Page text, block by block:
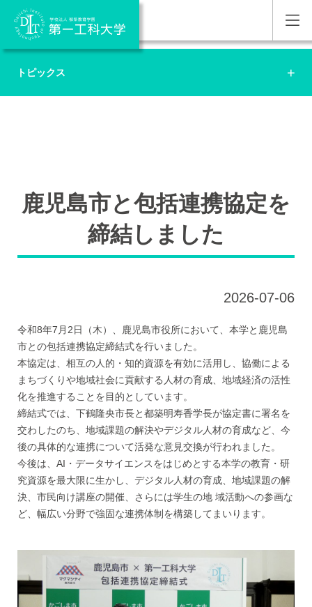
トピックス
鹿児島市と包括連携協定を
締結しました
2026-07-06
令和8年7月2日（木）、鹿児島市役所において、本学と鹿児島
市との包括連携協定締結式を行いました。
本協定は、相互の人的・知的資源を有効に活用し、協働による
まちづくりや地域社会に貢献する人材の育成、地域経済の活性
化を推進することを目的としています。
締結式では、下鶴隆央市長と都築明寿香学長が協定書に署名を
交わしたのち、地域課題の解決やデジタル人材の育成など、今
後の具体的な連携について活発な意見交換が行われました。
今後は、AI・データサイエンスをはじめとする本学の教育・研
究資源を最大限に生かし、デジタル人材の育成、地域課題の解
決、市民向け講座の開催、さらには学生の地 域活動への参画な
ど、幅広い分野で強固な連携体制を構築してまいります。